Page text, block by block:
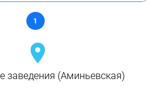
1
заведения (Аминьевская)